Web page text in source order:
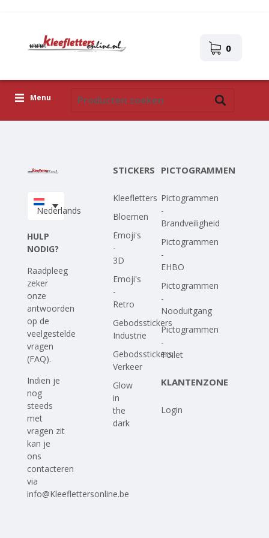
0
Menu
Upload je eigen ontwerp
Nederlands
HULP
NODIG?
Raadpleeg
zeker
onze
antwoorden
op de
veelgestelde
vragen
(FAQ).
Indien je
nog
steeds
met
vragen zit
kan je
ons
contacteren
via
info@Kleeflettersonline.be
STICKERS
Kleefletters
Bloemen
Emoji's
-
3D
Emoji's
-
Retro
Gebodsstickers
Industrie
Gebodsstickers
Verkeer
Glow
in
the
dark
PICTOGRAMMEN
Pictogrammen
-
Brandveiligheid
Pictogrammen
-
EHBO
Pictogrammen
-
Nooduitgang
Pictogrammen
-
Toilet
KLANTENZONE
Login